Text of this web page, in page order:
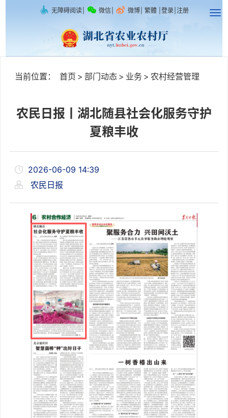
无障碍阅读 微信 微博 繁體 登录 注册
当前位置： 首页 > 部门动态 > 业务 > 农村经营管理
农民日报丨湖北随县社会化服务守护
夏粮丰收
2026-06-09 14:39
农民日报